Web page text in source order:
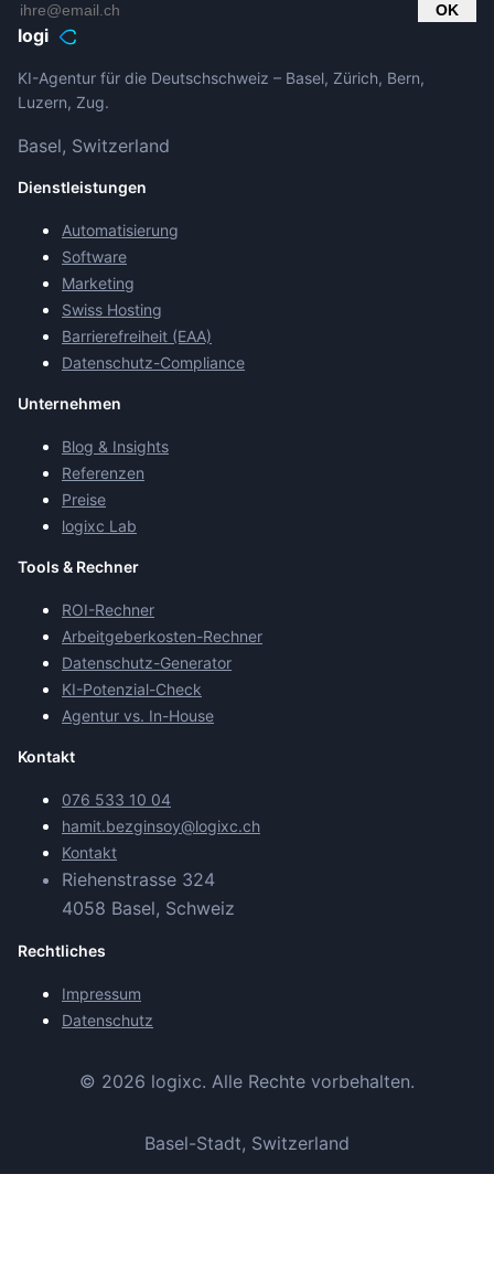
OK
logi
KI-Agentur für die Deutschschweiz – Basel, Zürich, Bern,
Luzern, Zug.
Basel, Switzerland
Dienstleistungen
Automatisierung
Software
Marketing
Swiss Hosting
Barrierefreiheit (EAA)
Datenschutz-Compliance
Unternehmen
Blog & Insights
Referenzen
Preise
logixc Lab
Tools & Rechner
ROI-Rechner
Arbeitgeberkosten-Rechner
Datenschutz-Generator
KI-Potenzial-Check
Agentur vs. In-House
Kontakt
076 533 10 04
hamit.bezginsoy@logixc.ch
Kontakt
Riehenstrasse 324
4058 Basel, Schweiz
Rechtliches
Impressum
Datenschutz
© 2026 logixc. Alle Rechte vorbehalten.
Basel-Stadt, Switzerland